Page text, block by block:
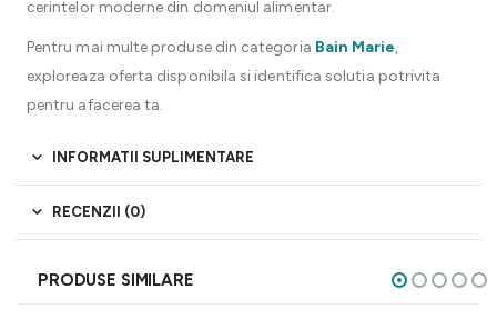
cerintelor moderne din domeniul alimentar.
Pentru mai multe produse din categoria Bain Marie,
exploreaza oferta disponibila si identifica solutia potrivita
pentru afacerea ta.
INFORMATII SUPLIMENTARE
RECENZII (0)
PRODUSE SIMILARE